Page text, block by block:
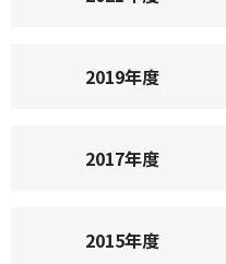
2019年度
2017年度
2015年度